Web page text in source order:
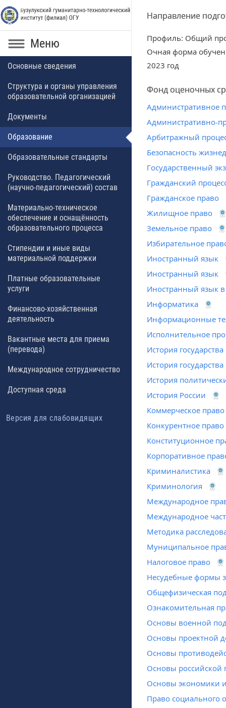
Направление
Профиль: Общий
Очная форма
2023 год
Фонд оценочных
Административное
Административно-
Арбитражный
Безопасность
Государственный
Гражданский
Гражданское право
Жилищное право
Земельное право
Избирательное
Иностранный язык
Иностранный язык
Иностранный язык
Информатика
Информационные
Исполнительное
История
История
История
История России
Коммерческое право
Конкурентное право
Конституционное
Корпоративное
Криминалистика
Криминология
Международное
Международное
Методика
Муниципальное
Налоговое право
Несудебные формы
Общефизическая
Ознакомительная
Основы военной
Основы проектной
Основы
Основы российской
Основы экономики
Право социального
Меню
Основные сведения
Структура и органы управления
образовательной организацией
Документы
Образование
Образовательные стандарты
Руководство. Педагогический
(научно-педагогический) состав
Материально-техническое
обеспечение и оснащённость
образовательного процесса
Стипендии и иные виды
материальной поддержки
Платные образовательные
услуги
Финансово-хозяйственная
деятельность
Вакантные места для приема
(перевода)
Международное сотрудничество
Доступная среда
Версия для слабовидящих